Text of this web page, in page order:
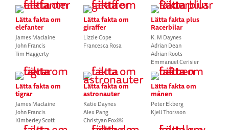
Lätta fakta om
elefanter
James Maclaine
John Francis
Tim Haggerty
Lätta fakta om
giraffer
Lizzie Cope
Francesca Rosa
Lätta fakta plus
Racerbilar
K. M Daynes
Adrian Dean
Adrian Roots
Emmanuel Cerisier
Lätta fakta om
tigrar
James Maclaine
John Francis
Kimberley Scott
Lätta fakta om
astronauter
Katie Daynes
Alex Pang
Christyan Fox￼
Lätta fakta om
månen
Peter Ekberg
Kjell Thorsson